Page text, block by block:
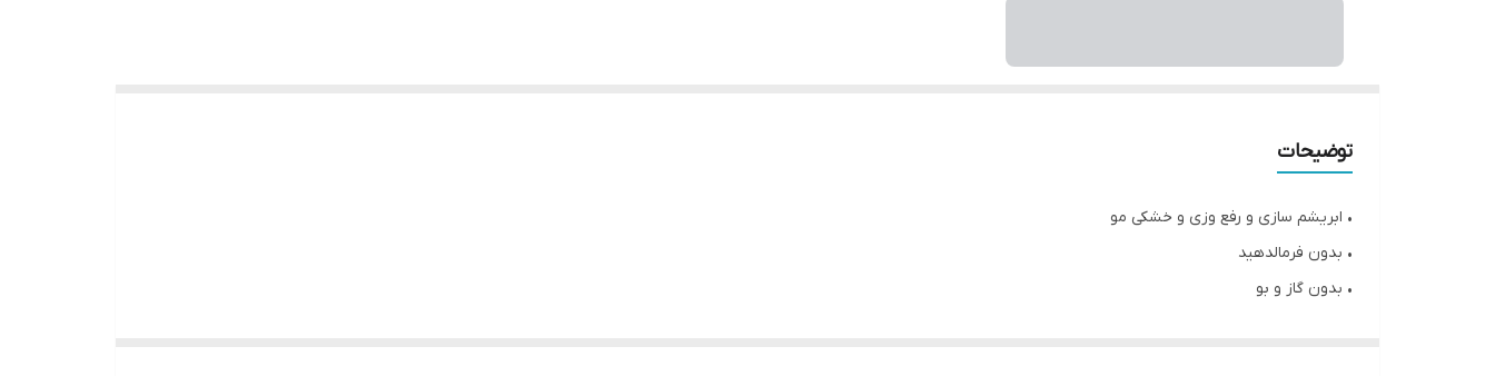
توضیحات
• ابریشم سازی و رفع وزی و خشکی مو
• بدون فرمالدهید
• بدون گاز و بو